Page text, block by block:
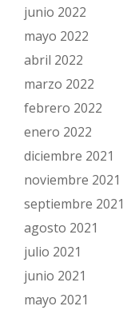
junio 2022
mayo 2022
abril 2022
marzo 2022
febrero 2022
enero 2022
diciembre 2021
noviembre 2021
septiembre 2021
agosto 2021
julio 2021
junio 2021
mayo 2021